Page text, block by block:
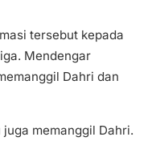
tersebut kepada
Mendengar
Dahri dan
memanggil Dahri.